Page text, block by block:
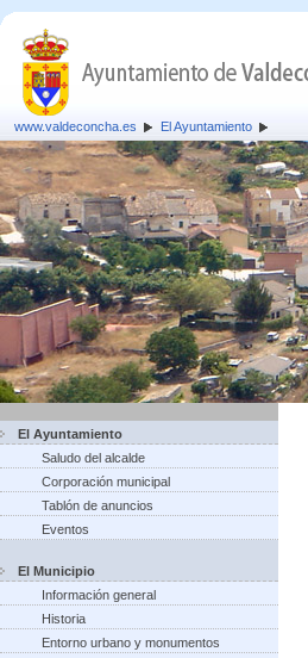
www.valdeconcha.es El Ayuntamiento
El Ayuntamiento
Saludo del alcalde
Corporación municipal
Tablón de anuncios
Eventos
El Municipio
Información general
Historia
Entorno urbano y monumentos